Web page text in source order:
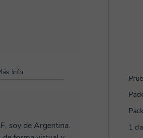
1
info
soy de Argentina.